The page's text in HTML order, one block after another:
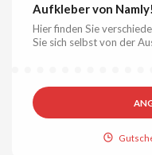
Aufkleber von Namly!
Hier finden Sie
Sie sich selbst von der